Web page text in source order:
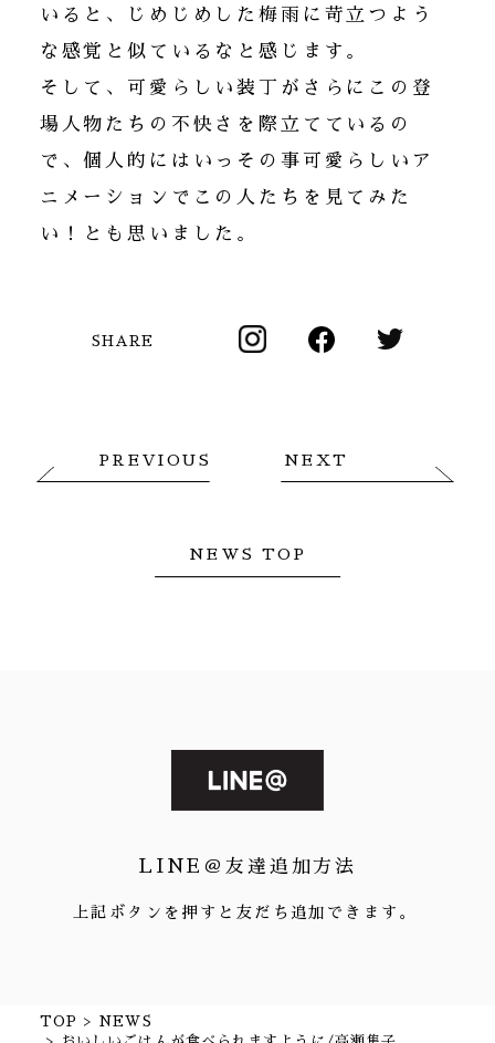
いると、じめじめした梅雨に苛立つよう
な感覚と似ているなと感じます。
そして、可愛らしい装丁がさらにこの登
場人物たちの不快さを際立てているの
で、個人的にはいっその事可愛らしいア
ニメーションでこの人たちを見てみた
い！とも思いました。
SHARE
PREVIOUS
NEWS TOP
NEXT
LINE＠友達追加方法
上記ボタンを押すと友だち追加できます。
TOP
NEWS